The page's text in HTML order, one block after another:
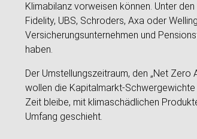
Klimabilanz vorweisen können. Unter
Fidelity, UBS, Schroders, Axa oder
Versicherungsunternehmen und
haben.
Der Umstellungszeitraum, den „Net
wollen die Kapitalmarkt-
Zeit bleibe, mit klimaschädlichen
Umfang geschieht.